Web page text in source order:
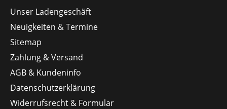
Unser Ladengeschäft
Neuigkeiten & Termine
Sitemap
Zahlung & Versand
AGB & Kundeninfo
Datenschutzerklärung
Widerrufsrecht & Formular